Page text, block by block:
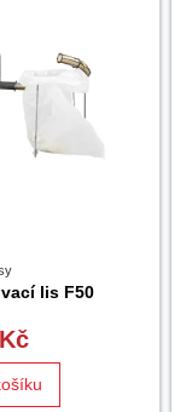
lis F50